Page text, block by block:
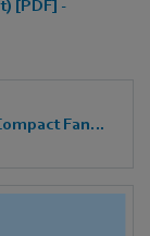
[PDF] -
Safety Data Sheet for AC/DC Compact Fans and Drive Systems